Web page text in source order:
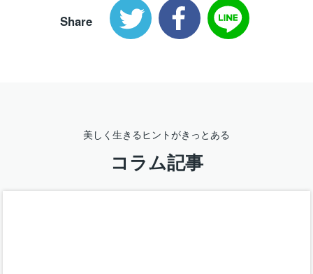
Share
美しく生きるヒントがきっとある
コラム記事